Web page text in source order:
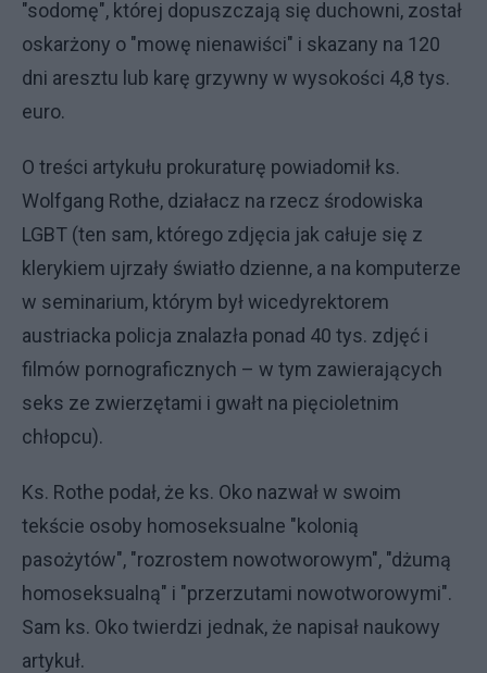
"sodomę", której dopuszczają się duchowni, został
oskarżony o "mowę nienawiści" i skazany na 120
dni aresztu lub karę grzywny w wysokości 4,8 tys.
euro.
O treści artykułu prokuraturę powiadomił ks.
Wolfgang Rothe, działacz na rzecz środowiska
LGBT (ten sam, którego zdjęcia jak całuje się z
klerykiem ujrzały światło dzienne, a na komputerze
w seminarium, którym był wicedyrektorem
austriacka policja znalazła ponad 40 tys. zdjęć i
filmów pornograficznych – w tym zawierających
seks ze zwierzętami i gwałt na pięcioletnim
chłopcu).
Ks. Rothe podał, że ks. Oko nazwał w swoim
tekście osoby homoseksualne "kolonią
pasożytów", "rozrostem nowotworowym", "dżumą
homoseksualną" i "przerzutami nowotworowymi".
Sam ks. Oko twierdzi jednak, że napisał naukowy
artykuł.